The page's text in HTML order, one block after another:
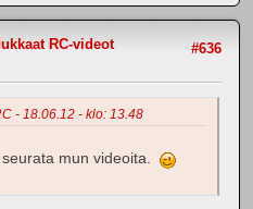
#636
RC-videot
- 18.06.12 - klo: 13.48
mun videoita.